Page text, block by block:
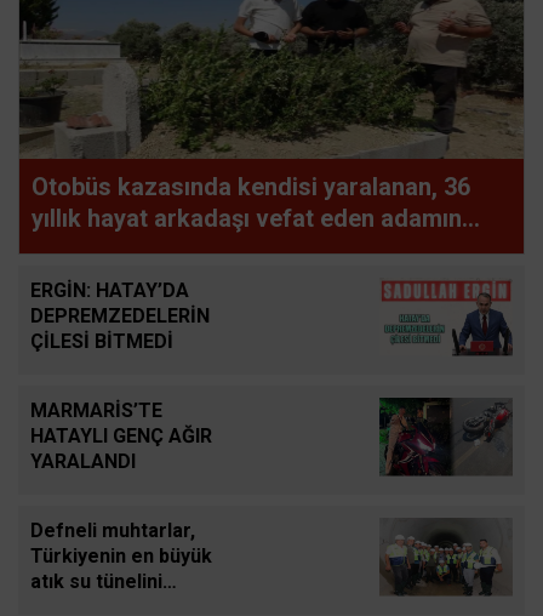
Otobüs kazasında kendisi yaralanan, 36
yıllık hayat arkadaşı vefat eden adamın
uykuya dalan şoförü defalarca uyardığı
ortaya çıktı
ERGİN: HATAY’DA
DEPREMZEDELERİN
ÇİLESİ BİTMEDİ
MARMARİS’TE
HATAYLI GENÇ AĞIR
YARALANDI
Defneli muhtarlar,
Türkiyenin en büyük
atık su tünelini